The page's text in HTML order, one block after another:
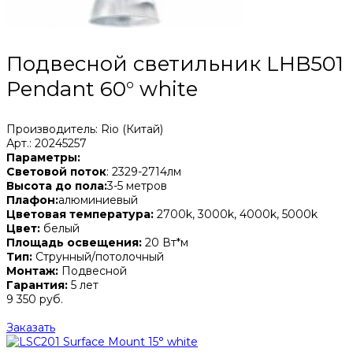
Подвесной светильник LHB501
Pendant 60° white
Производитель: Rio (Китай)
Арт.: 20245257
Параметры:
Световой поток: 2329-2714лм
Высота до пола:3-5 метров
Плафон:алюминиевый
Цветовая температура: 2700k, 3000k, 4000k, 5000k
Цвет: белый
Площадь освещения: 20 Вт*м
Тип: Струнный/потолочный
Монтаж: Подвесной
Гарантия: 5 лет
9 350 руб.
Заказать